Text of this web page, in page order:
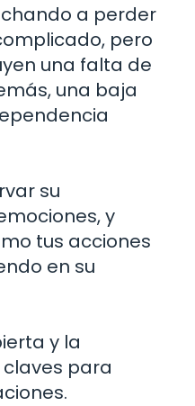
a perder
pero
una falta de
una baja
su
y
tus acciones
en su
y la
para